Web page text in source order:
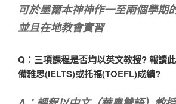
可於墨爾本神神作一至兩個學期
並且在地教會實習
Q：三項課程是否均以英文教授? 報讀
備雅思(IELTS)或托福(TOEFL)成績?